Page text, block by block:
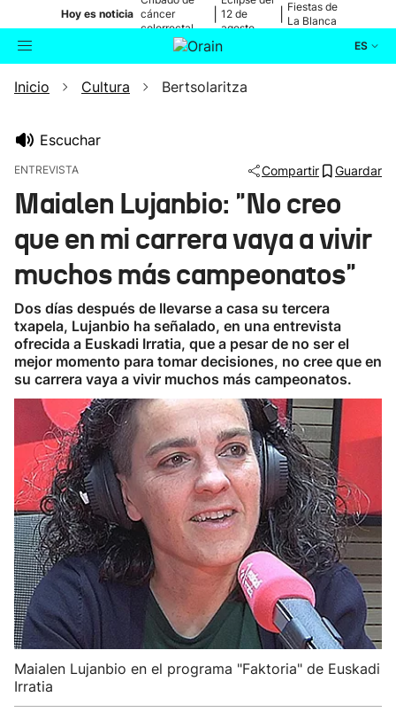
Hoy es noticia cáncer
colorrectal
12 de
agosto
Fiestas de
La Blanca
ES
Buscador Actualidad
Ikusmiran
Eguraldia
Inicio Cultura Bertsolaritza
Escuchar
ENTREVISTA Compartir Guardar
Maialen Lujanbio: "No creo
que en mi carrera vaya a vivir
muchos más campeonatos"
Dos días después de llevarse a casa su tercera
txapela, Lujanbio ha señalado, en una entrevista
ofrecida a Euskadi Irratia, que a pesar de no ser el
mejor momento para tomar decisiones, no cree que en
su carrera vaya a vivir muchos más campeonatos.
Maialen Lujanbio en el programa "Faktoria" de Euskadi
Irratia